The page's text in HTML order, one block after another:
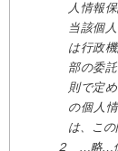
人情報
当該個
は行政
部の委
則で定
の個人
は、この
２ …略…個